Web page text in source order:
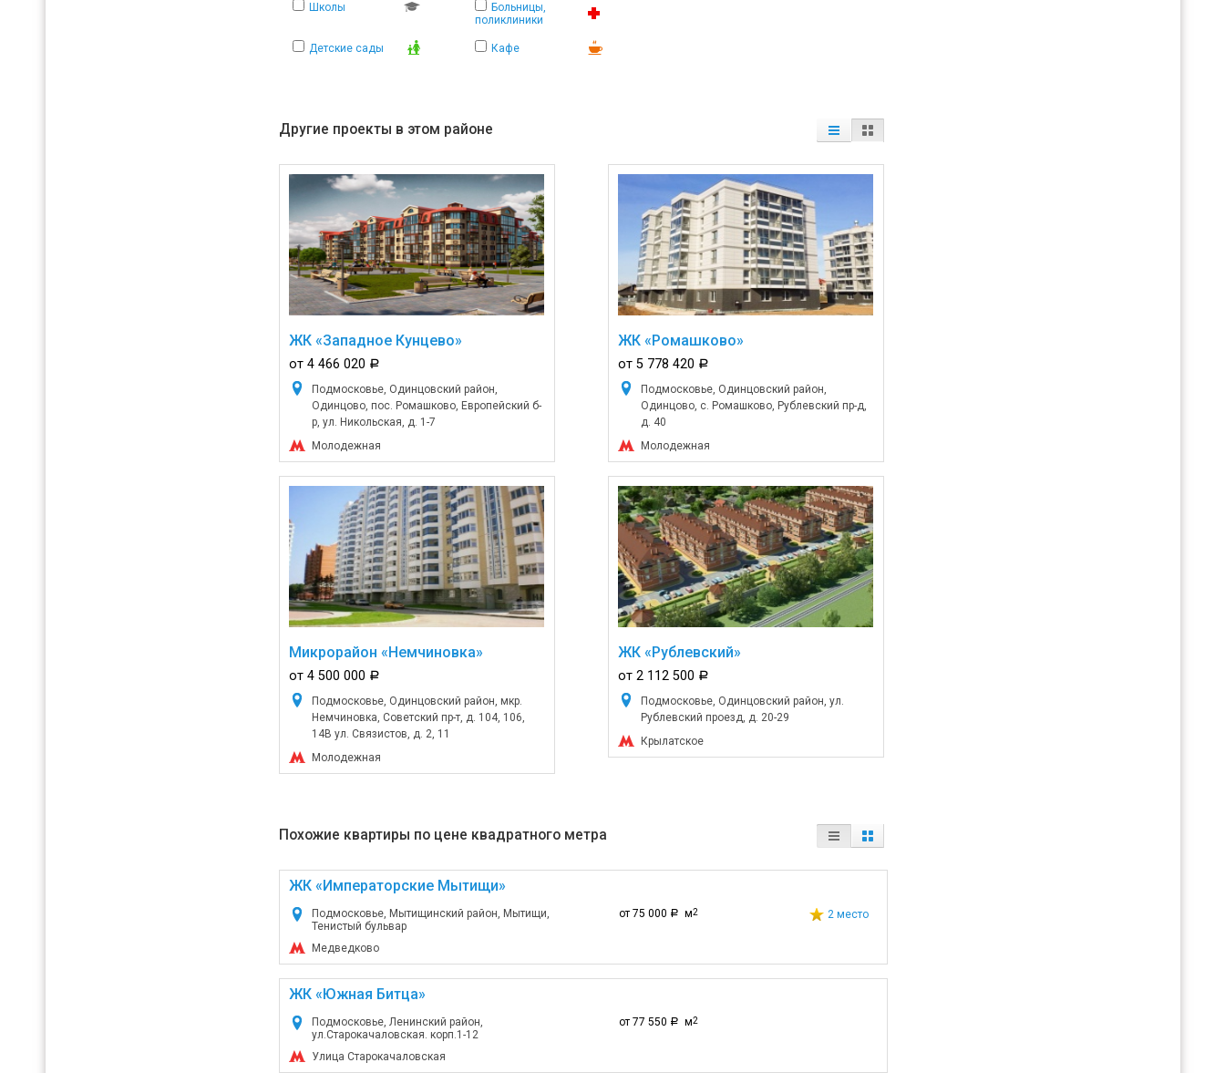
Школы
Больницы,
поликлиники
Детские сады Кафе
Другие проекты в этом районе
ЖК «Западное Кунцево»
от 4 466 020 a
Подмосковье, Одинцовский район,
Одинцово, пос. Ромашково, Европейский б-
р, ул. Никольская, д. 1-7
Молодежная
ЖК «Ромашково»
от 5 778 420 a
Подмосковье, Одинцовский район,
Одинцово, с. Ромашково, Рублевский пр-д,
д. 40
Молодежная
Микрорайон «Немчиновка»
от 4 500 000 a
Подмосковье, Одинцовский район, мкр.
Немчиновка, Советский пр-т, д. 104, 106,
14В ул. Связистов, д. 2, 11
Молодежная
ЖК «Рублевский»
от 2 112 500 a
Подмосковье, Одинцовский район, ул.
Рублевский проезд, д. 20-29
Крылатское
Похожие квартиры по цене квадратного метра
ЖК «Императорские Мытищи»
от 75 000 a м2
Подмосковье, Мытищинский район, Мытищи,
Тенистый бульвар
Медведково
2 место
ЖК «Южная Битца»
от 77 550 a м2
Подмосковье, Ленинский район,
ул.Старокачаловская. корп.1-12
Улица Старокачаловская